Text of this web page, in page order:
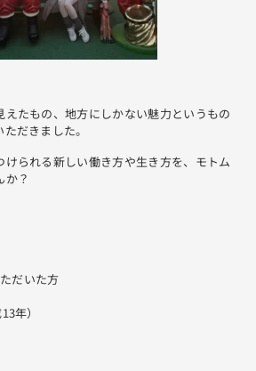
たもの、地方にしかない魅力というもの
だきました。
られる新しい働き方や生き方を、モトム
か？
だいた方
年）